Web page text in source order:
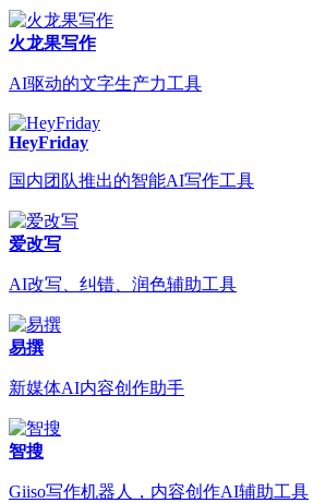
火龙果写作
AI驱动的文字生产力工具
HeyFriday
国内团队推出的智能AI写作工具
爱改写
AI改写、纠错、润色辅助工具
易撰
新媒体AI内容创作助手
智搜
Giiso写作机器人，内容创作AI辅助工具